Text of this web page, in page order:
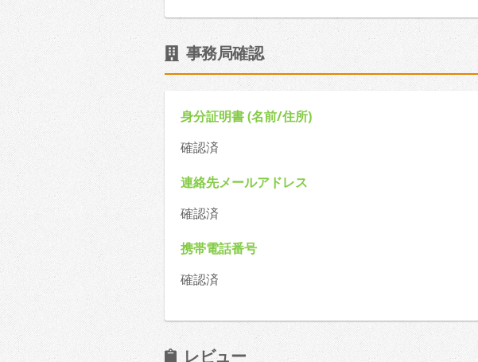
事務局確認
身分証明書 (名前/住所)
確認済
連絡先メールアドレス
確認済
携帯電話番号
確認済
レビュー